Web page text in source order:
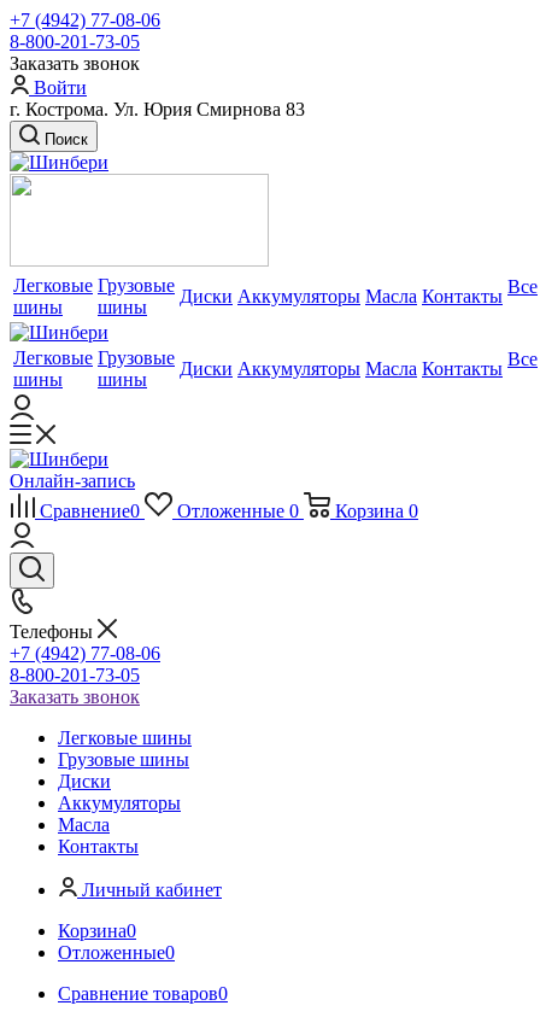
+7 (4942) 77-08-06
8-800-201-73-05
Заказать звонок
Войти
г. Кострома. Ул. Юрия Смирнова 83
Поиск
Легковые
шины
Грузовые
шины
Диски Аккумуляторы Масла Контакты Все
Легковые
шины
Грузовые
шины
Диски Аккумуляторы Масла Контакты Все
Онлайн-запись
Сравнение0 Отложенные 0 Корзина 0
Телефоны
+7 (4942) 77-08-06
8-800-201-73-05
Заказать звонок
Легковые шины
Грузовые шины
Диски
Аккумуляторы
Масла
Контакты
Личный кабинет
Корзина0
Отложенные0
Сравнение товаров0